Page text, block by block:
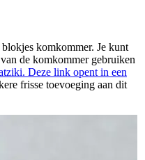
komkommer. Je kunt
de komkommer gebruiken
Deze link opent in een
frisse toevoeging aan dit